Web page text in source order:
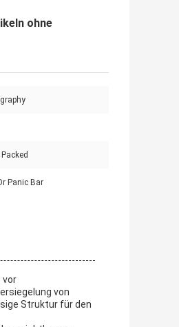
ohne
Panic Bar
vor
von
Struktur für den